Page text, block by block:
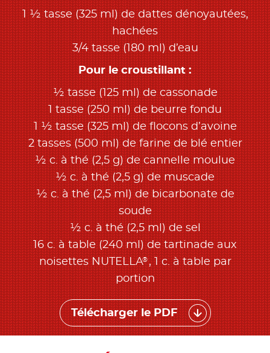
1 ½ tasse (325 ml) de dattes dénoyautées,
hachées
3/4 tasse (180 ml) d’eau
Pour le croustillant :
½ tasse (125 ml) de cassonade
1 tasse (250 ml) de beurre fondu
1 ½ tasse (325 ml) de flocons d’avoine
2 tasses (500 ml) de farine de blé entier
½ c. à thé (2,5 g) de cannelle moulue
½ c. à thé (2,5 g) de muscade
½ c. à thé (2,5 ml) de bicarbonate de
soude
½ c. à thé (2,5 ml) de sel
16 c. à table (240 ml) de tartinade aux
noisettes NUTELLA®, 1 c. à table par
portion
Télécharger le PDF